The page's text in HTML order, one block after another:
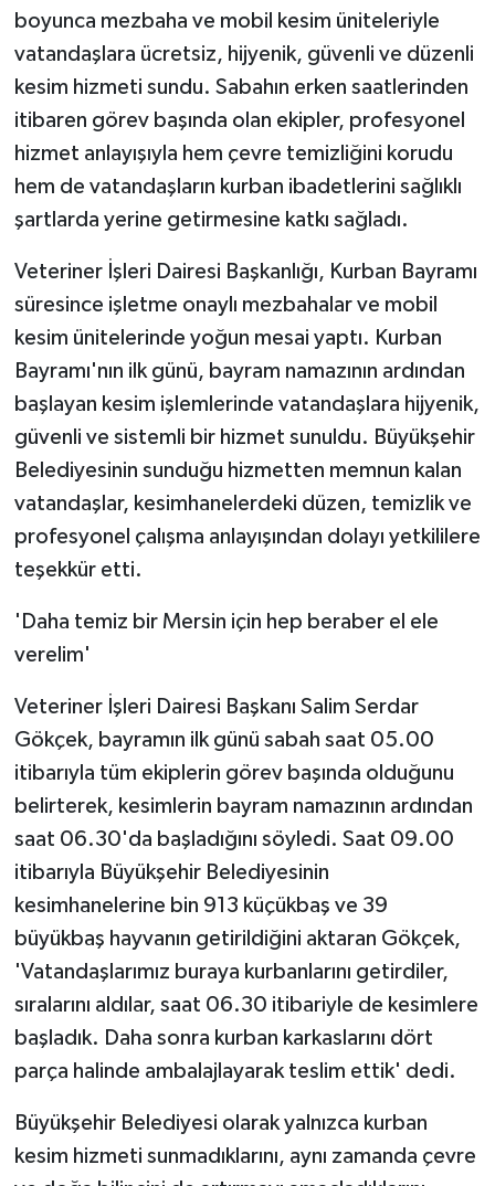
boyunca mezbaha ve mobil kesim üniteleriyle
vatandaşlara ücretsiz, hijyenik, güvenli ve düzenli
kesim hizmeti sundu. Sabahın erken saatlerinden
itibaren görev başında olan ekipler, profesyonel
hizmet anlayışıyla hem çevre temizliğini korudu
hem de vatandaşların kurban ibadetlerini sağlıklı
şartlarda yerine getirmesine katkı sağladı.
Veteriner İşleri Dairesi Başkanlığı, Kurban Bayramı
süresince işletme onaylı mezbahalar ve mobil
kesim ünitelerinde yoğun mesai yaptı. Kurban
Bayramı'nın ilk günü, bayram namazının ardından
başlayan kesim işlemlerinde vatandaşlara hijyenik,
güvenli ve sistemli bir hizmet sunuldu. Büyükşehir
Belediyesinin sunduğu hizmetten memnun kalan
vatandaşlar, kesimhanelerdeki düzen, temizlik ve
profesyonel çalışma anlayışından dolayı yetkililere
teşekkür etti.
'Daha temiz bir Mersin için hep beraber el ele
verelim'
Veteriner İşleri Dairesi Başkanı Salim Serdar
Gökçek, bayramın ilk günü sabah saat 05.00
itibarıyla tüm ekiplerin görev başında olduğunu
belirterek, kesimlerin bayram namazının ardından
saat 06.30'da başladığını söyledi. Saat 09.00
itibarıyla Büyükşehir Belediyesinin
kesimhanelerine bin 913 küçükbaş ve 39
büyükbaş hayvanın getirildiğini aktaran Gökçek,
'Vatandaşlarımız buraya kurbanlarını getirdiler,
sıralarını aldılar, saat 06.30 itibariyle de kesimlere
başladık. Daha sonra kurban karkaslarını dört
parça halinde ambalajlayarak teslim ettik' dedi.
Büyükşehir Belediyesi olarak yalnızca kurban
kesim hizmeti sunmadıklarını, aynı zamanda çevre